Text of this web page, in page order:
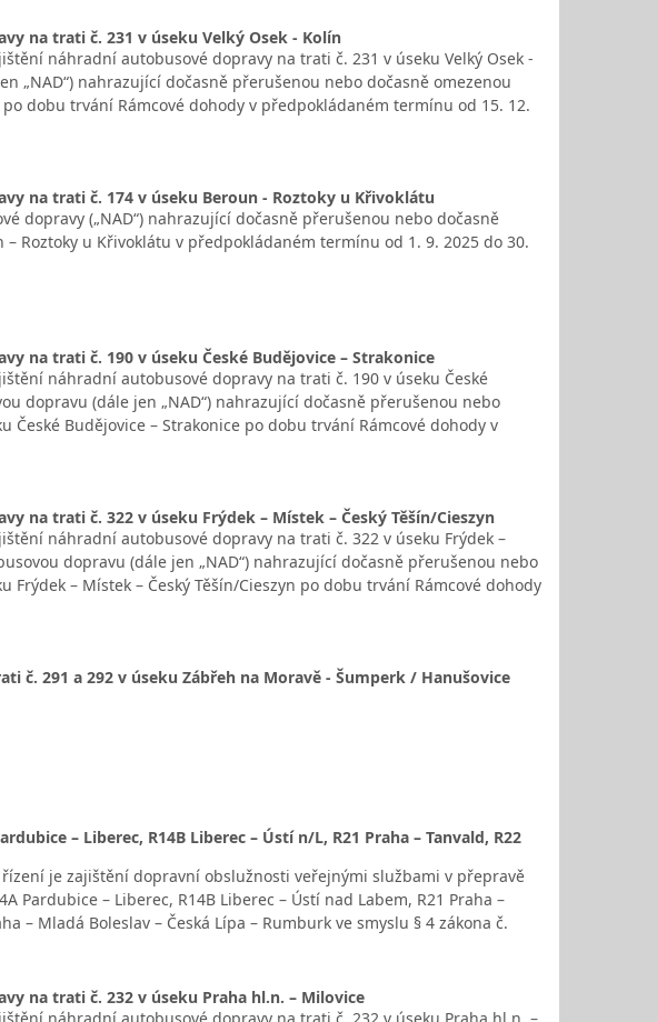
na trati č. 231 v úseku Velký Osek - Kolín
náhradní autobusové dopravy na trati č. 231 v úseku Velký Osek -
„NAD“) nahrazující dočasně přerušenou nebo dočasně omezenou
dobu trvání Rámcové dohody v předpokládaném termínu od 15. 12.
na trati č. 174 v úseku Beroun - Roztoky u Křivoklátu
dopravy („NAD“) nahrazující dočasně přerušenou nebo dočasně
Roztoky u Křivoklátu v předpokládaném termínu od 1. 9. 2025 do 30.
na trati č. 190 v úseku České Budějovice – Strakonice
náhradní autobusové dopravy na trati č. 190 v úseku České
dopravu (dále jen „NAD“) nahrazující dočasně přerušenou nebo
Budějovice – Strakonice po dobu trvání Rámcové dohody v
na trati č. 322 v úseku Frýdek – Místek – Český Těšín/Cieszyn
náhradní autobusové dopravy na trati č. 322 v úseku Frýdek –
dopravu (dále jen „NAD“) nahrazující dočasně přerušenou nebo
– Místek – Český Těšín/Cieszyn po dobu trvání Rámcové dohody
č. 291 a 292 v úseku Zábřeh na Moravě - Šumperk / Hanušovice
– Liberec, R14B Liberec – Ústí n/L, R21 Praha – Tanvald, R22
je zajištění dopravní obslužnosti veřejnými službami v přepravě
– Liberec, R14B Liberec – Ústí nad Labem, R21 Praha –
– Mladá Boleslav – Česká Lípa – Rumburk ve smyslu § 4 zákona č.
na trati č. 232 v úseku Praha hl.n. – Milovice